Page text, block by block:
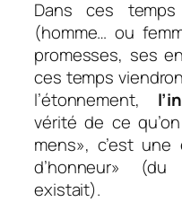
Dans ces
(homme… ou
promesses, ses
ces temps
l’étonnement,
vérité de ce
mens», c’est
d’honneur»
existait).